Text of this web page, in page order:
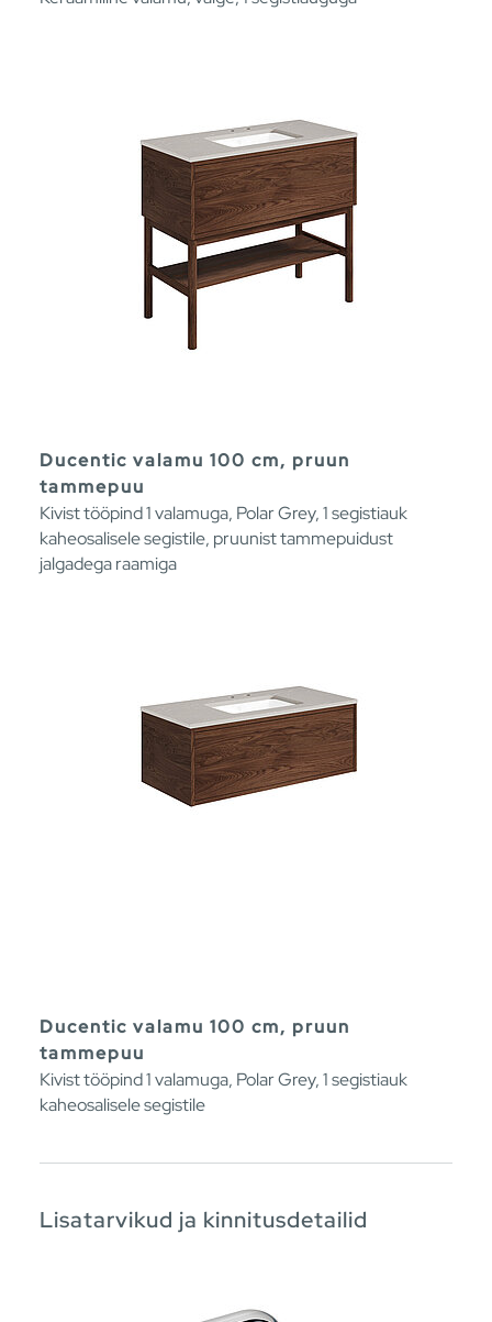
Ducentic valamu 100 cm, pruun
tammepuu
Kivist tööpind 1 valamuga, Polar Grey, 1 segistiauk
kaheosalisele segistile, pruunist tammepuidust
jalgadega raamiga
Ducentic valamu 100 cm, pruun
tammepuu
Kivist tööpind 1 valamuga, Polar Grey, 1 segistiauk
kaheosalisele segistile
Lisatarvikud ja kinnitusdetailid